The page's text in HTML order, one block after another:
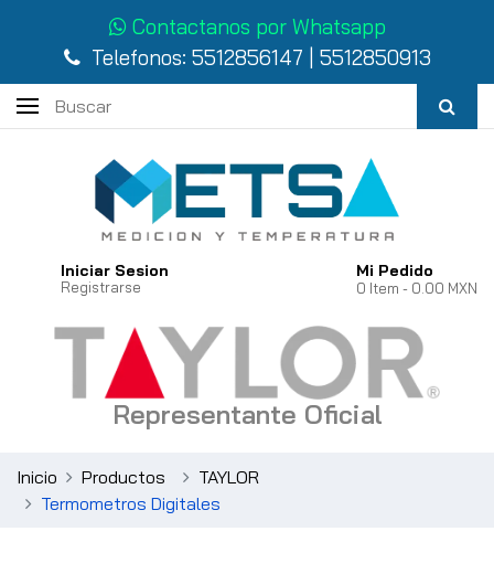
Contactanos por Whatsapp
Telefonos: 5512856147 5512850913
Iniciar Sesion
Registrarse
Mi Pedido
0 Item - 0.00 MXN
Representante Oficial
Inicio Productos
TAYLOR
Termometros Digitales